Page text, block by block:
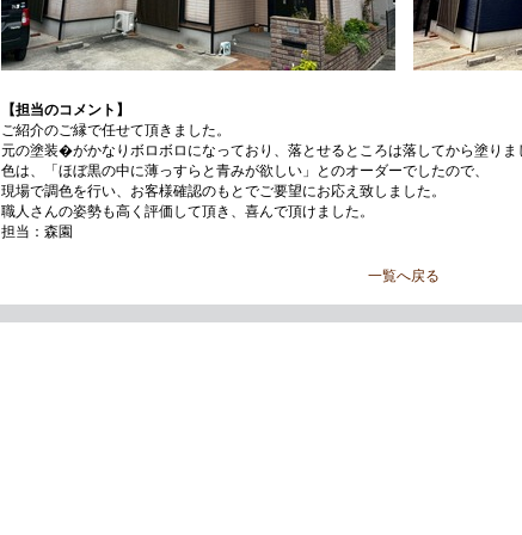
【担当のコメント】
ご紹介のご縁で任せて頂きました。
元の塗装�がかなりボロボロになっており、落とせるところは落してから塗りま
色は、「ほぼ黒の中に薄っすらと青みが欲しい」とのオーダーでしたので、
現場で調色を行い、お客様確認のもとでご要望にお応え致しました。
職人さんの姿勢も高く評価して頂き、喜んで頂けました。
担当：森園
一覧へ戻る